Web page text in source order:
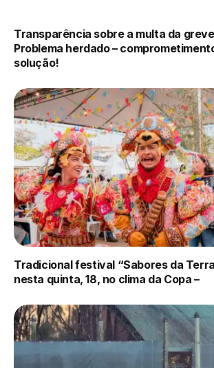
Transparência sobre a multa da greve
Problema herdado –
solução!
Tradicional festival “Sabores da
nesta quinta, 18, no clima da Copa –